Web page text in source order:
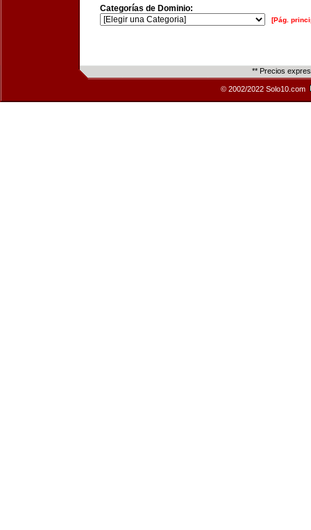
Categorías de Dominio:
[Pág.
** Precios
© 2002/2022 Solo10.com